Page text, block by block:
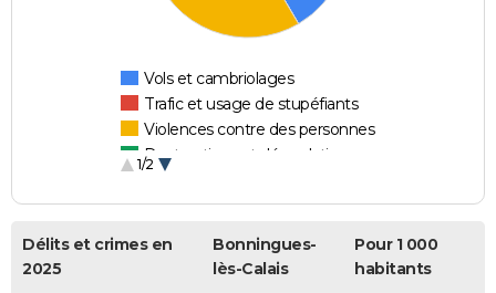
Vols et cambriolages
Trafic et usage de stupéfiants
Violences contre des personnes
Destructions et dégradations
1/2
Délits et crimes en
2025
Bonningues-
lès-Calais
Pour 1 000
habitants